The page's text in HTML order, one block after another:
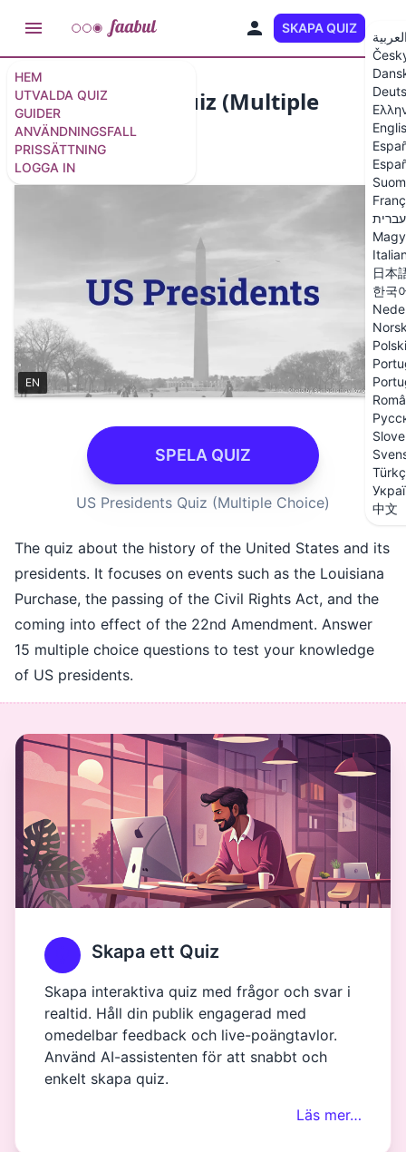
HEM
UTVALDA QUIZ
GUIDER
ANVÄNDNINGSFALL
PRISSÄTTNING
LOGGA IN
SKAPA QUIZ
עברית
日本
한국
Polski
中文
US Presidents Quiz (Multiple
Choice)
15 frågor /
EN
SPELA QUIZ
US Presidents Quiz (Multiple Choice)
The quiz about the history of the United States and its
presidents. It focuses on events such as the Louisiana
Purchase, the passing of the Civil Rights Act, and the
coming into effect of the 22nd Amendment. Answer
15 multiple choice questions to test your knowledge
of US presidents.
Skapa ett Quiz
Skapa interaktiva quiz med frågor och svar i
realtid. Håll din publik engagerad med
omedelbar feedback och live-poängtavlor.
Använd AI-assistenten för att snabbt och
enkelt skapa quiz.
Läs mer…